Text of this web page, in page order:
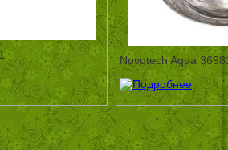
Novotech Aqua